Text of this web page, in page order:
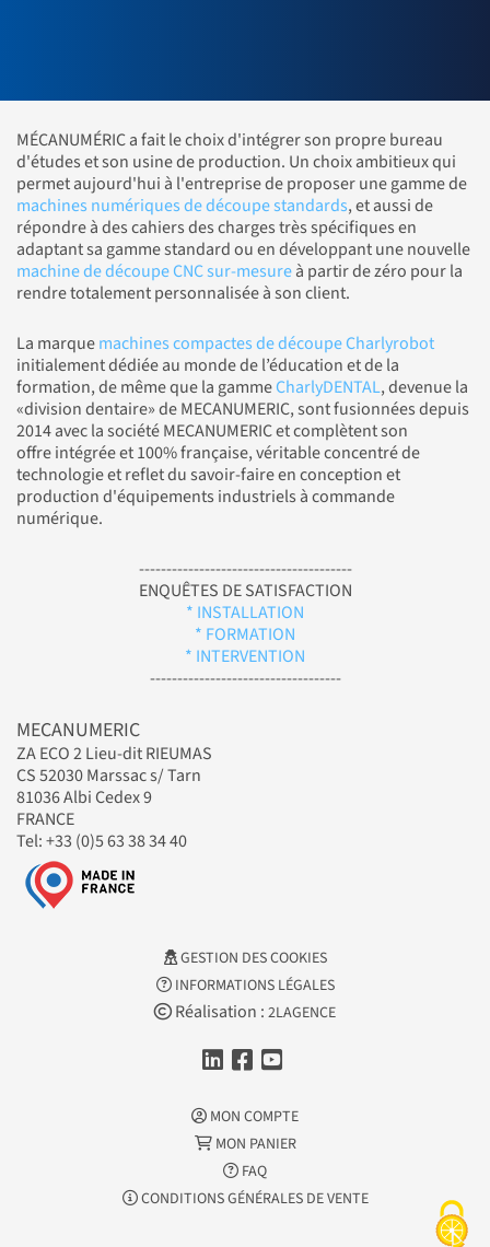
MÉCANUMÉRIC a fait le choix d'intégrer son propre bureau
d'études et son usine de production. Un choix ambitieux qui
permet aujourd'hui à l'entreprise de proposer une gamme de
machines numériques de découpe standards, et aussi de
répondre à des cahiers des charges très spécifiques en
adaptant sa gamme standard ou en développant une nouvelle
machine de découpe CNC sur-mesureà partir de zéro pour la
rendre totalement personnalisée à son client.
La marquemachines compactes de découpe Charlyrobot
initialement dédiée au monde de l’éducation et de la
formation, de même que la gammeCharlyDENTAL, devenue la
«division dentaire» de MECANUMERIC, sont fusionnées depuis
2014 avec la société MECANUMERIC et complètent son
offre intégrée et 100% française, véritable concentré de
technologie et reflet du savoir-faire en conception et
production d'équipements industriels à commande
numérique.
---------------------------------------
ENQUÊTES DE SATISFACTION
* INSTALLATION
* FORMATION
* INTERVENTION
-----------------------------------
MECANUMERIC
ZA ECO 2 Lieu-dit RIEUMAS
CS 52030 Marssac s/ Tarn
81036 Albi Cedex 9
FRANCE
Tel: +33 (0)5 63 38 34 40
GESTION DES COOKIES
INFORMATIONS LÉGALES
Réalisation : 2LAGENCE
MON COMPTE
MON PANIER
FAQ
CONDITIONS GÉNÉRALES DE VENTE